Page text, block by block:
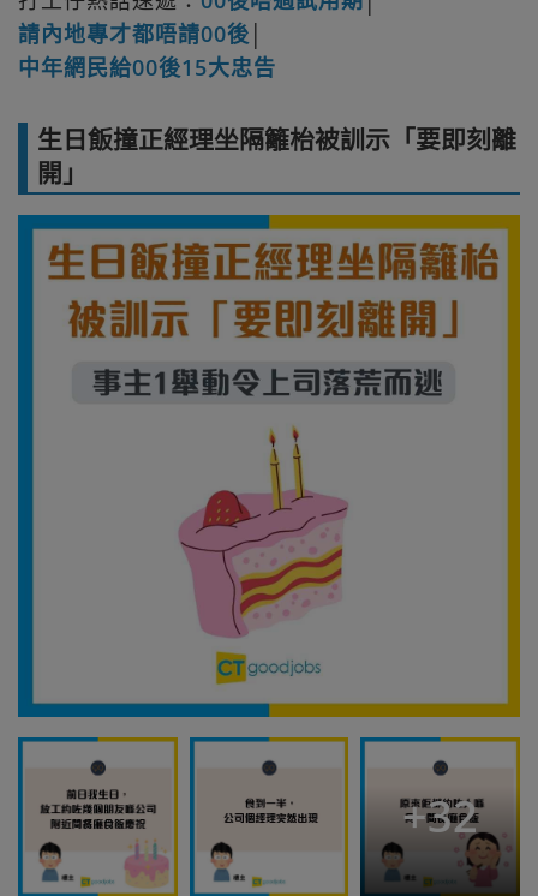
請內地專才都唔請00後
中年網民給00後15大忠告
生日飯撞正經理坐隔籬枱被訓示「要即刻離
開」
+32